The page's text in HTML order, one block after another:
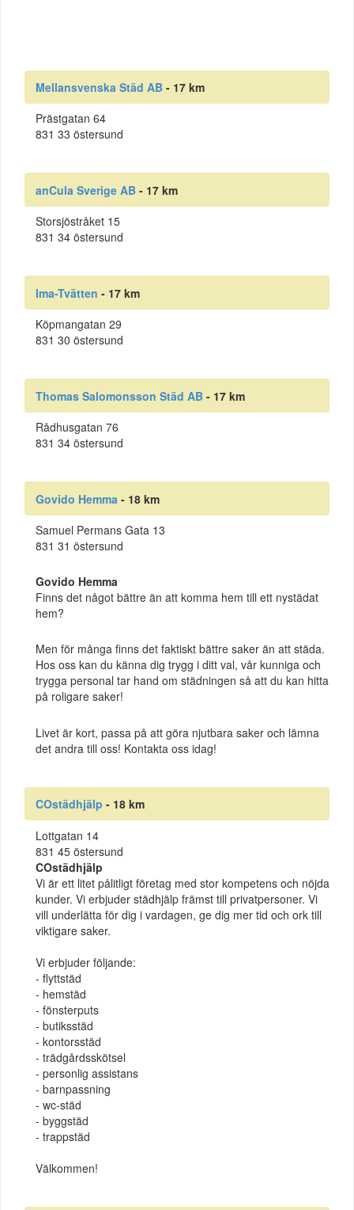
Mellansvenska Städ AB - 17 km
Prästgatan 64
831 33 östersund
anCula Sverige AB - 17 km
Storsjöstråket 15
831 34 östersund
Ima-Tvätten - 17 km
Köpmangatan 29
831 30 östersund
Thomas Salomonsson Städ AB - 17 km
Rådhusgatan 76
831 34 östersund
Govido Hemma - 18 km
Samuel Permans Gata 13
831 31 östersund
Govido Hemma
Finns det något bättre än att komma hem till ett nystädat
hem?
Men för många finns det faktiskt bättre saker än att städa.
Hos oss kan du känna dig trygg i ditt val, vår kunniga och
trygga personal tar hand om städningen så att du kan hitta
på roligare saker!
Livet är kort, passa på att göra njutbara saker och lämna
det andra till oss! Kontakta oss idag!
COstädhjälp - 18 km
Lottgatan 14
831 45 östersund
COstädhjälp
Vi är ett litet pålitligt företag med stor kompetens och nöjda
kunder. Vi erbjuder städhjälp främst till privatpersoner. Vi
vill underlätta för dig i vardagen, ge dig mer tid och ork till
viktigare saker.
Vi erbjuder följande:
- flyttstäd
- hemstäd
- fönsterputs
- butiksstäd
- kontorsstäd
- trädgårdsskötsel
- personlig assistans
- barnpassning
- wc-städ
- byggstäd
- trappstäd
Välkommen!